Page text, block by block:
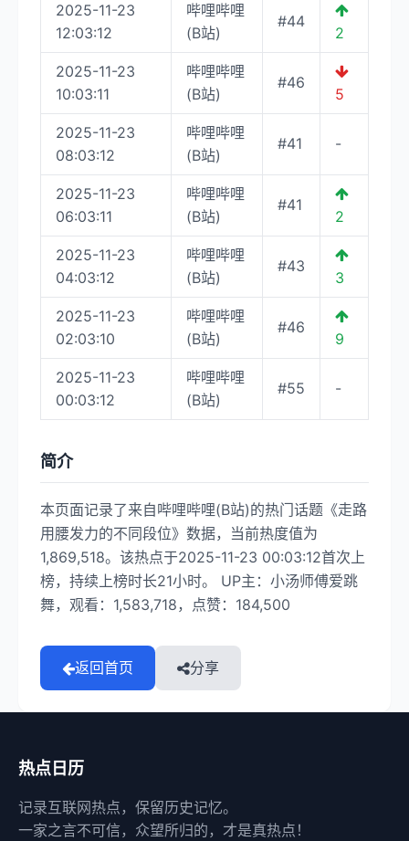
2025-11-23
12:03:12
哔哩哔哩
(B站)
#44
2
2025-11-23
10:03:11
哔哩哔哩
(B站)
#46
5
2025-11-23
08:03:12
哔哩哔哩
(B站)
#41 -
2025-11-23
06:03:11
哔哩哔哩
(B站)
#41
2
2025-11-23
04:03:12
哔哩哔哩
(B站)
#43
3
2025-11-23
02:03:10
哔哩哔哩
(B站)
#46
9
2025-11-23
00:03:12
哔哩哔哩
(B站)
#55 -
简介
本页面记录了来自哔哩哔哩(B站)的热门话题《走路
用腰发力的不同段位》数据，当前热度值为
1,869,518。该热点于2025-11-23 00:03:12首次上
榜，持续上榜时长21小时。 UP主：小汤师傅爱跳
舞，观看：1,583,718，点赞：184,500
返回首页 分享
热点日历
记录互联网热点，保留历史记忆。
一家之言不可信，众望所归的，才是真热点！